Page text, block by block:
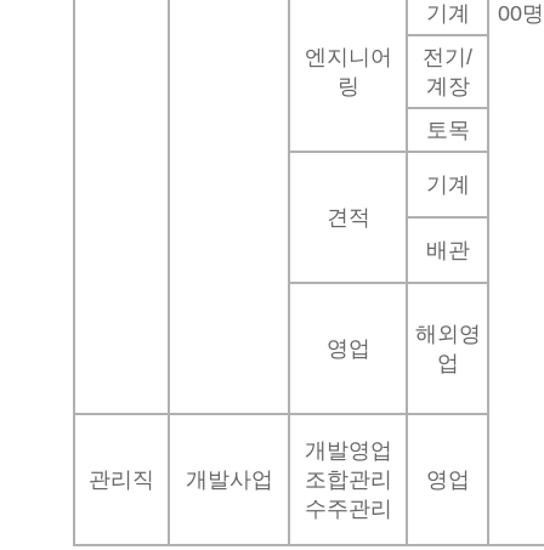
00명
엔지니어
링
기계
전기/
계장
토목
견적
기계
배관
영업
해외영
업
관리직 개발사업
개발영업
조합관리
수주관리
영업